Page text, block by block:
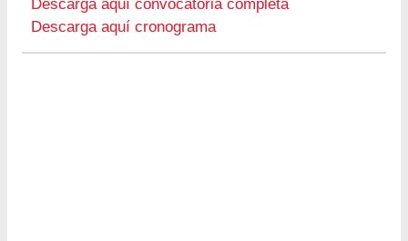
Descarga aquí convocatoria completa
Descarga aquí cronograma